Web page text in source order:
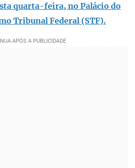
quarta-feira, no Palácio do
Tribunal Federal (STF).